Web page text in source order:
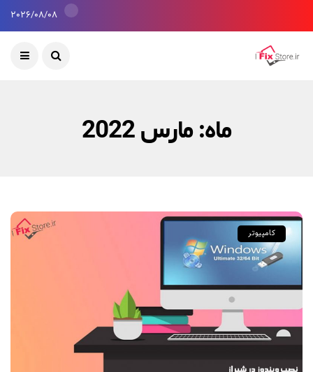
2026/08/08
ماه:مارس 2022
کامپیوتر